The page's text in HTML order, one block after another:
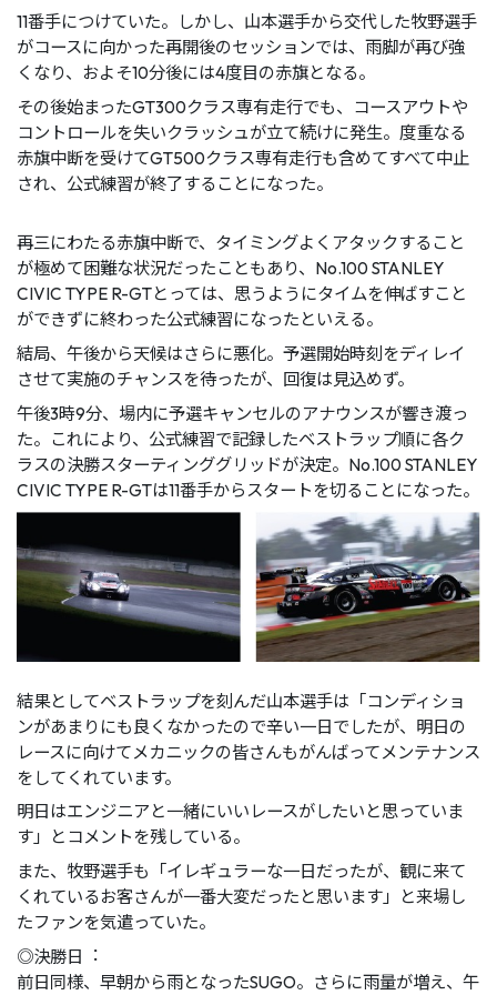
11番⼿につけていた。しかし、⼭本選⼿から交代した牧野選⼿
がコースに向かった再開後のセッションでは、⾬脚が再び強
くなり、およそ10分後には4度⽬の⾚旗となる。
その後始まったGT300クラス専有⾛⾏でも、コースアウトや
コントロールを失いクラッシュが⽴て続けに発⽣。度重なる
⾚旗中断を受けてGT500クラス専有⾛⾏も含めてすべて中⽌
され、公式練習が終了することになった。
再三にわたる⾚旗中断で、タイミングよくアタックすること
が極めて困難な状況だったこともあり、No.100 STANLEY
CIVIC TYPE R-GTとっては、思うようにタイムを伸ばすこと
ができずに終わった公式練習になったといえる。
結局、午後から天候はさらに悪化。予選開始時刻をディレイ
させて実施のチャンスを待ったが、回復は⾒込めず。
午後3時9分、場内に予選キャンセルのアナウンスが響き渡っ
た。これにより、公式練習で記録したベストラップ順に各ク
ラスの決勝スターティンググリッドが決定。No.100 STANLEY
CIVIC TYPE R-GTは11番⼿からスタートを切ることになった。
結果としてベストラップを刻んだ⼭本選⼿は「コンディショ
ンがあまりにも良くなかったので⾟い⼀⽇でしたが、明⽇の
レースに向けてメカニックの皆さんもがんばってメンテナンス
をしてくれています。
明⽇はエンジニアと⼀緒にいいレースがしたいと思っていま
す」とコメントを残している。
また、牧野選⼿も「イレギュラーな⼀⽇だったが、観に来て
くれているお客さんが⼀番⼤変だったと思います」と来場し
たファンを気遣っていた。
◎決勝⽇︓
前⽇同様、早朝から⾬となったSUGO。さらに⾬量が増え、午